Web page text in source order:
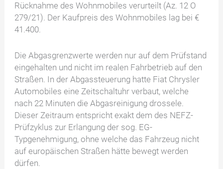
Rücknahme des Wohnmobiles verurteilt (Az. 12 O
279/21). Der Kaufpreis des Wohnmobiles lag bei €
41.400.
Die Abgasgrenzwerte werden nur auf dem Prüfstand
eingehalten und nicht im realen Fahrbetrieb auf den
Straßen. In der Abgassteuerung hatte Fiat Chrysler
Automobiles eine Zeitschaltuhr verbaut, welche
nach 22 Minuten die Abgasreinigung drossele.
Dieser Zeitraum entspricht exakt dem des NEFZ-
Prüfzyklus zur Erlangung der sog. EG-
Typgenehmigung, ohne welche das Fahrzeug nicht
auf europäischen Straßen hätte bewegt werden
dürfen.